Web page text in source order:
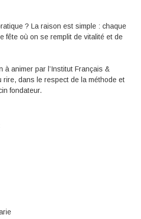
? La raison est simple : chaque
fête où on se remplit de vitalité et de
à animer par l’Institut Français &
rire, dans le respect de la méthode et
fondateur.